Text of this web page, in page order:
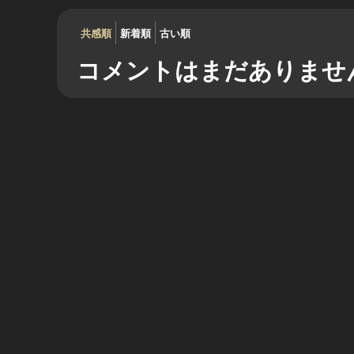
共感順 新着順 古い順
コメントはまだありませ